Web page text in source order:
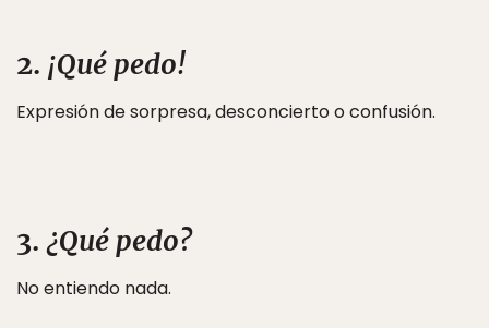
2. ¡Qué pedo!
Expresión de sorpresa, desconcierto o confusión.
3. ¿Qué pedo?
No entiendo nada.